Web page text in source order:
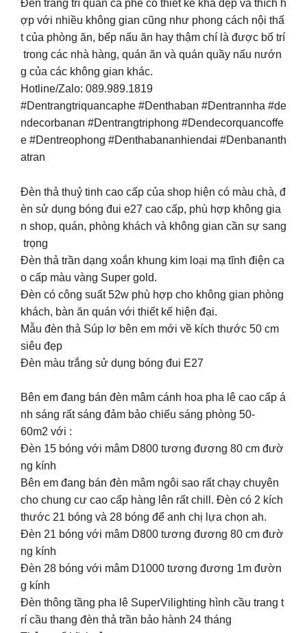
Đèn trang trí quán cà phê có thiết kế khá đẹp và thích h
ợp với nhiều không gian cũng như phong cách nội thấ
t của phòng ăn, bếp nấu ăn hay thậm chí là được bố trí
trong các nhà hàng, quán ăn và quán quầy nấu nướn
g của các không gian khác.
Hotline/Zalo: 089.989.1819
#Dentrangtriquancaphe #Denthaban #Dentrannha #de
ndecorbanan #Dentrangtriphong #Dendecorquancoffe
e #Dentreophong #Denthabananhiendai #Denbananth
atran
Đèn thả thuỷ tinh cao cấp của shop hiện có màu chà, đ
èn sử dụng bóng đui e27 cao cấp, phù hợp không gia
n shop, quán, phòng khách và không gian cần sự sang
trọng
Đèn thả trần dạng xoắn khung kim loại mạ tĩnh điện ca
o cấp màu vàng Super gold.
Đèn có công suất 52w phù hợp cho không gian phòng
khách, bàn ăn quán với thiết kế hiện đại.
Mẫu đèn thả Súp lơ bên em mới về kích thước 50 cm
siêu đẹp
Đèn màu trắng sử dụng bóng đui E27
Bên em đang bán đèn mâm cánh hoa pha lê cao cấp á
nh sáng rất sáng đảm bảo chiếu sáng phòng 50-
60m2 với :
Đèn 15 bóng với mâm D800 tương đương 80 cm đườ
ng kính
Bên em đang bán đèn mâm ngôi sao rất chạy chuyên
cho chung cư cao cấp hàng lên rất chill. Đèn có 2 kích
thước 21 bóng và 28 bóng để anh chị lựa chọn ah.
Đèn 21 bóng với mâm D800 tương đương 80 cm đườ
ng kính
Đèn 28 bóng với mâm D1000 tương đương 1m đườn
g kính
Đèn thông tầng pha lê SuperVilighting hình cầu trang t
rí cầu thang đèn thả trần bảo hành 24 tháng